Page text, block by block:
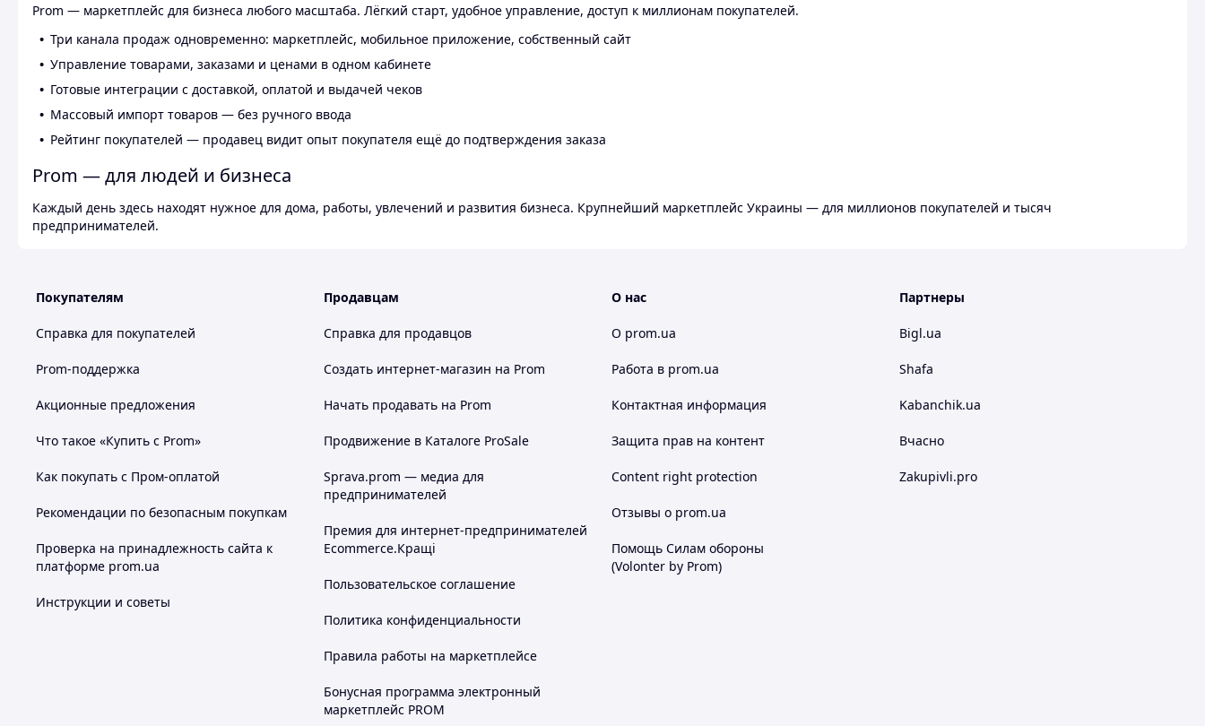
Prom — маркетплейс для бизнеса любого масштаба. Лёгкий старт, удобное управление, доступ к миллионам покупателей.
Три канала продаж одновременно: маркетплейс, мобильное приложение, собственный сайт
Управление товарами, заказами и ценами в одном кабинете
Готовые интеграции с доставкой, оплатой и выдачей чеков
Массовый импорт товаров — без ручного ввода
Рейтинг покупателей — продавец видит опыт покупателя ещё до подтверждения заказа
Prom — для людей и бизнеса
Каждый день здесь находят нужное для дома, работы, увлечений и развития бизнеса. Крупнейший маркетплейс Украины — для миллионов покупателей и тысяч
предпринимателей.
Покупателям
Справка для покупателей
Prom-поддержка
Акционные предложения
Что такое «Купить с Prom»
Как покупать с Пром-оплатой
Рекомендации по безопасным покупкам
Проверка на принадлежность сайта к
платформе prom.ua
Инструкции и советы
Продавцам
Справка для продавцов
Создать интернет-магазин на Prom
Начать продавать на Prom
Продвижение в Каталоге ProSale
Sprava.prom — медиа для
предпринимателей
Премия для интернет-предпринимателей
Ecommerce.Кращі
Пользовательское соглашение
Политика конфиденциальности
Правила работы на маркетплейсе
Бонусная программа электронный
маркетплейс PROM
О нас
О prom.ua
Работа в prom.ua
Контактная информация
Защита прав на контент
Content right protection
Отзывы о prom.ua
Помощь Силам обороны
(Volonter by Prom)
Партнеры
Bigl.ua
Shafa
Kabanchik.ua
Вчасно
Zakupivli.pro